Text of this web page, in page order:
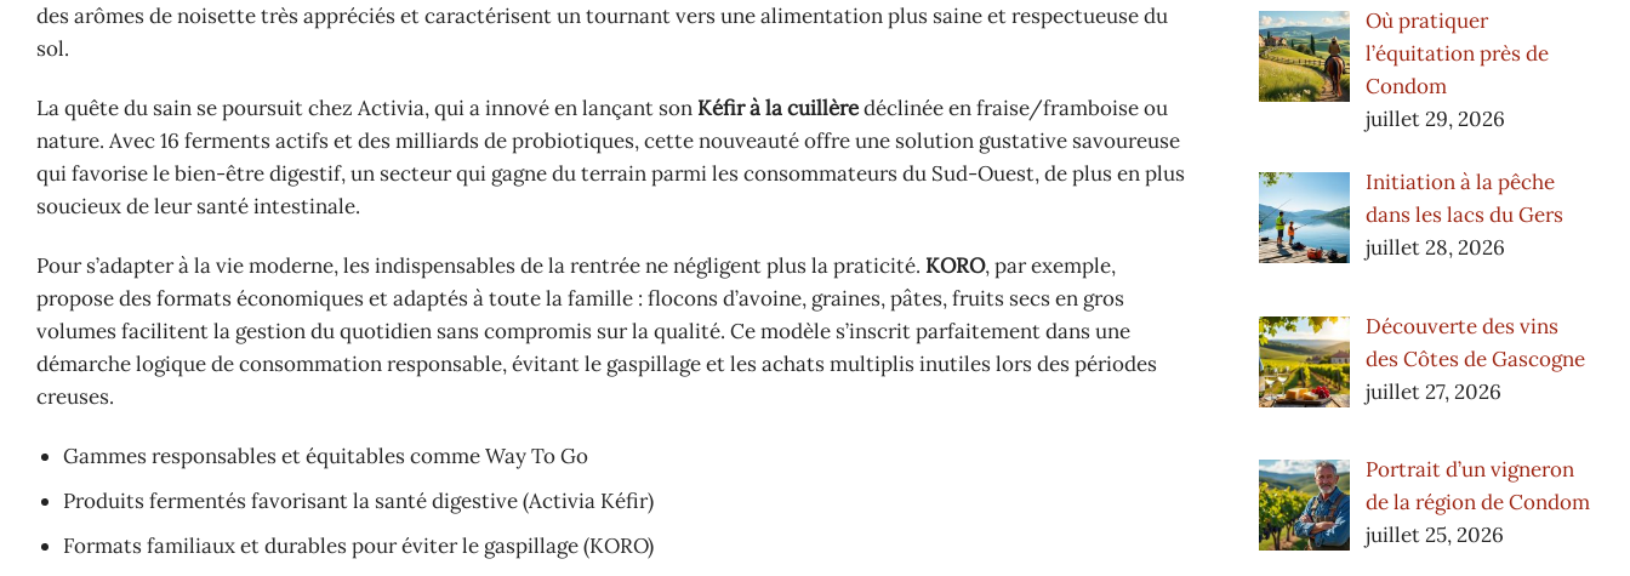
des arômes de noisette très appréciés et caractérisent un tournant vers une alimentation plus saine et respectueuse du
sol.
La quête du sain se poursuit chez Activia, qui a innové en lançant son Kéfir à la cuillèredéclinée en fraise/framboise ou
nature. Avec 16 ferments actifs et des milliards de probiotiques, cette nouveauté offre une solution gustative savoureuse
qui favorise le bien-être digestif, un secteur qui gagne du terrain parmi les consommateurs du Sud-Ouest, de plus en plus
soucieux de leur santé intestinale.
Pour s’adapter à la vie moderne, les indispensables de la rentrée ne négligent plus la praticité. KORO, par exemple,
propose des formats économiques et adaptés à toute la famille : flocons d’avoine, graines, pâtes, fruits secs en gros
volumes facilitent la gestion du quotidien sans compromis sur la qualité. Ce modèle s’inscrit parfaitement dans une
démarche logique de consommation responsable, évitant le gaspillage et les achats multiplis inutiles lors des périodes
creuses.
Gammes responsables et équitables comme Way To Go
Produits fermentés favorisant la santé digestive (Activia Kéfir)
Formats familiaux et durables pour éviter le gaspillage (KORO)
Où pratiquer
l’équitation près de
Condom
juillet 29, 2026
Initiation à la pêche
dans les lacs du Gers
juillet 28, 2026
Découverte des vins
des Côtes de Gascogne
juillet 27, 2026
Portrait d’un vigneron
de la région de Condom
juillet 25, 2026